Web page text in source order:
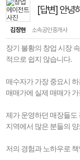
[답변] 안녕
김장현 소속공인중개사
장기 불황의 창업 시장
적으로 쉽지 않습니다.
매수자가 가장 중요시
매매가에 실제 매매가
제가 운영하던 매장들도
지역에서 많은 분들의
저의 경험과 노하우로